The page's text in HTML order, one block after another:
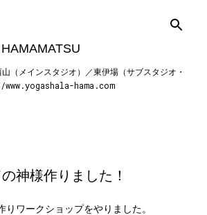
てメイン コンテンツに移動
メインスタジオ）／東伊場（サブスタジオ・
hama.com
神様作りました！
りワークショップをやりました。